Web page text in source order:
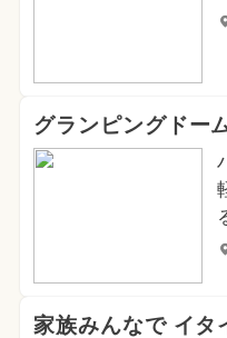
グランピングドー
家族みんなで イタ